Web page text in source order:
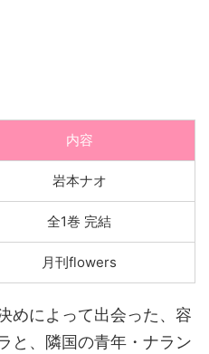
内容
岩本ナオ
全1巻 完結
月刊flowers
めによって出会った、容
と、隣国の青年・ナラン